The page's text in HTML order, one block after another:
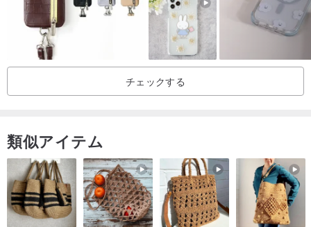
パターン/ Lionz
私たちのデザイナーの仕事から選ぶか、お気に入りの写真をアップ
チェックする
類似アイテム